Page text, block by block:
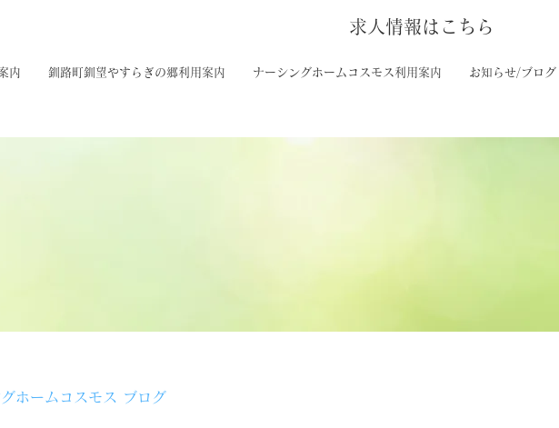
求人情報はこちら
内 釧路町釧望やすらぎの郷利用案内 ナーシングホームコスモス利用案内 お知らせ/ブログ
ホームコスモス ブログ